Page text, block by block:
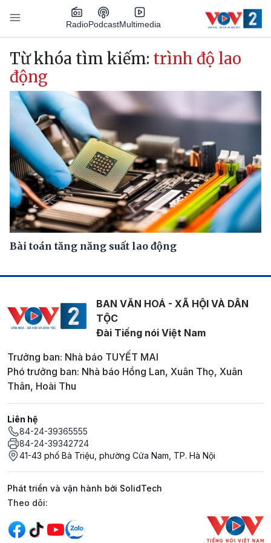
Nhảy đến nội dung
RadioPodcastMultimedia
Main navigation
Từ khóa tìm kiếm: trình độ lao
động
Bài toán tăng năng suất lao động
BAN VĂN HOÁ - XÃ HỘI VÀ DÂN
TỘC
Đài Tiếng nói Việt Nam
Trưởng ban: Nhà báo TUYẾT MAI
Phó trưởng ban: Nhà báo Hồng Lan, Xuân Thọ, Xuân
Thân, Hoài Thu
Liên hệ
84-24-39365555
84-24-39342724
41-43 phố Bà Triệu, phường Cửa Nam, TP. Hà Nội
Phát triển và vận hành bởi SolidTech
Mạng xã hội
Theo dõi: